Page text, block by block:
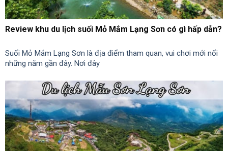
Review khu du lịch suối Mỏ Mắm Lạng Sơn có gì hấp dẫn?
Suối Mỏ Mắm Lạng Sơn là địa điểm tham quan, vui chơi mới nổi
những năm gần đây. Nơi đây